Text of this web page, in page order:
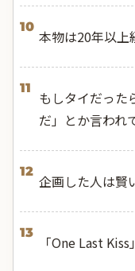
10
本物は20年以上
11
もしタイだった
だ」とか言われ
12
企画した人は賢
13
「One Last